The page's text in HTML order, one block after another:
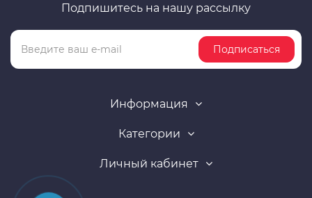
Подпишитесь на нашу рассылку
Подписаться
Информация
Категории
Личный кабинет